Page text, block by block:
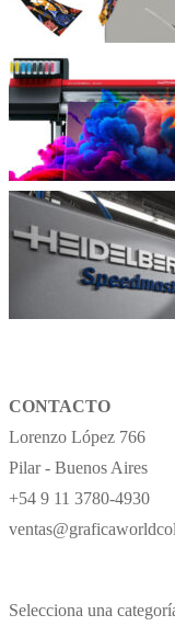
CONTACTO
Lorenzo López 766
Pilar - Buenos Aires
+54 9 11 3780-4930
Selecciona una